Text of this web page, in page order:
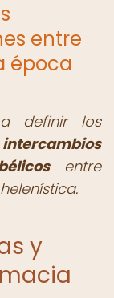
entre
época
a definir los
intercambios
entre
y